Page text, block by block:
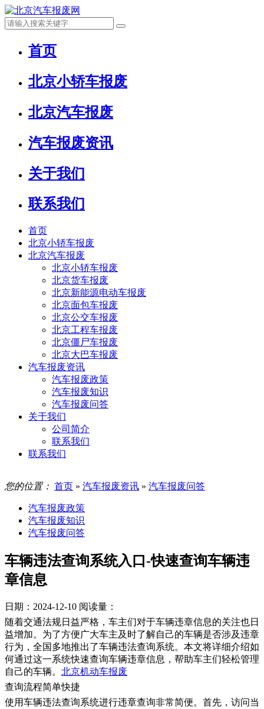
首页
北京小轿车报废
北京汽车报废
汽车报废资讯
关于我们
联系我们
首页
北京小轿车报废
北京汽车报废
北京小轿车报废
北京货车报废
北京新能源电动车报废
北京面包车报废
北京公交车报废
北京工程车报废
北京僵尸车报废
北京大巴车报废
汽车报废资讯
汽车报废政策
汽车报废知识
汽车报废问答
关于我们
公司简介
联系我们
联系我们
您的位置： 首页 » 汽车报废资讯 » 汽车报废问答
汽车报废政策
汽车报废知识
汽车报废问答
车辆违法查询系统入口-快速查询车辆违
章信息
日期：2024-12-10 阅读量：
随着交通法规日益严格，车主们对于车辆违章信息的关注也日
益增加。为了方便广大车主及时了解自己的车辆是否涉及违章
行为，全国多地推出了车辆违法查询系统。本文将详细介绍如
何通过这一系统快速查询车辆违章信息，帮助车主们轻松管理
自己的车辆。 北京机动车报废
查询流程简单快捷
使用车辆违法查询系统进行违章查询非常简便。首先，访问当